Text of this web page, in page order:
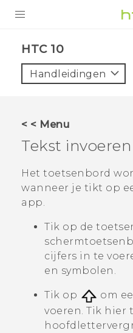
VIVE
HTC Club
SUPPORT
Aanmelden
HTC 10‎
Handleidingen
< < Menu
Tekst invoeren
Het toetsenbord
wanneer je tikt op
app.
Tik op de
cijfers in te
en symbolen.
Tik op
om
voeren. Tik hier